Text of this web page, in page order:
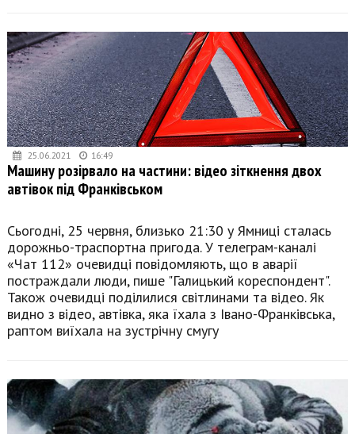
25.06.2021 16:49
Машину розірвало на частини: відео зіткнення двох
автівок під Франківськом
Сьогодні, 25 червня, близько 21:30 у Ямниці сталась
дорожньо-траспортна пригода. У телеграм-каналі
«Чат 112» очевидці повідомляють, що в аварії
постраждали люди, пише "Галицький кореспондент".
Також очевидці поділилися світлинами та відео. Як
видно з відео, автівка, яка їхала з Івано-Франківська,
раптом виїхала на зустрічну смугу